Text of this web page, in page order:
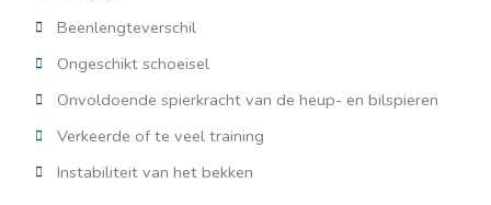
Beenlengteverschil
Ongeschikt schoeisel
Onvoldoende spierkracht van de heup- en bilspieren
Verkeerde of te veel training
Instabiliteit van het bekken